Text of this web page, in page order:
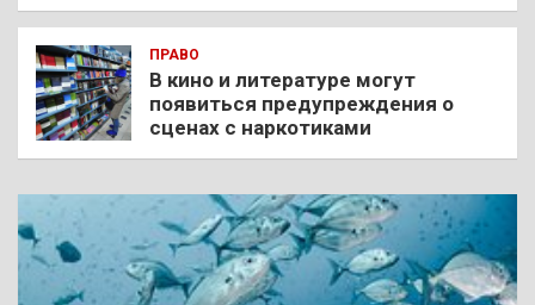
ПРАВО
В кино и литературе могут
появиться предупреждения о
сценах с наркотиками